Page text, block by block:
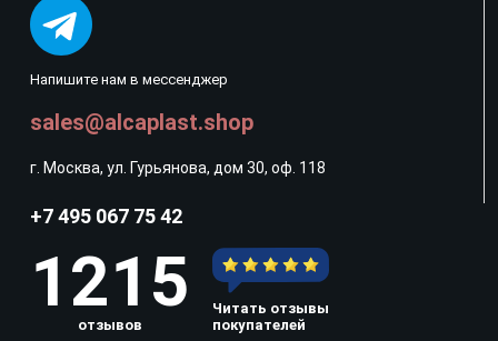
Напишите нам в мессенджер
sales@alcaplast.shop
г. Москва, ул. Гурьянова, дом 30, оф. 118
+7 495 067 75 42
1215
отзывов
Читать отзывы
покупателей